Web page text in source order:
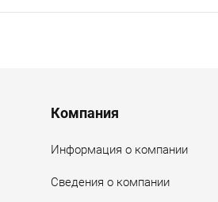
Menu footer
Компания
Информация о компании
Сведения о компании